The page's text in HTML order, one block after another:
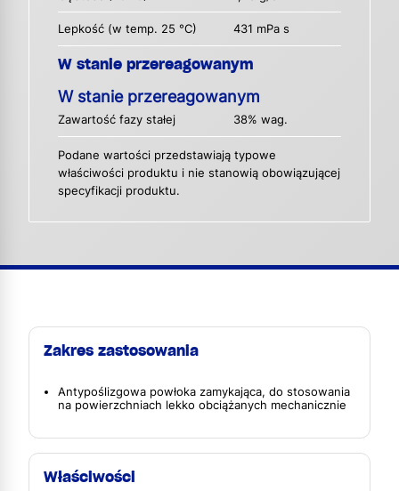
Lepkość (w temp. 25 °C) 431 mPa s
W stanie przereagowanym
W stanie przereagowanym
Zawartość fazy stałej 38% wag.
Podane wartości przedstawiają typowe
właściwości produktu i nie stanowią obowiązującej
specyfikacji produktu.
Zakres zastosowania
Antypoślizgowa powłoka zamykająca, do stosowania
na powierzchniach lekko obciążanych mechanicznie
Właściwości